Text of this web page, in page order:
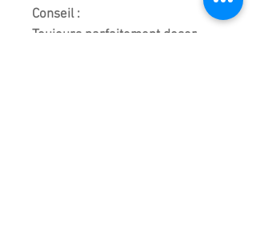
Conseil :
Toujours parfaitement doser